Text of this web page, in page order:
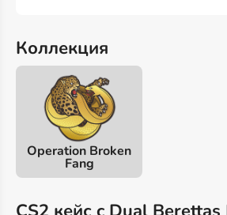
Коллекция
Operation Broken
Fang